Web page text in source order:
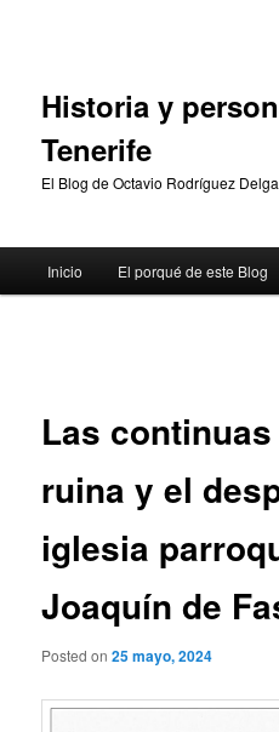
Historia y
Tenerife
El Blog de Octavio Rodríguez
principal
Inicio El porqué de este Blog
Las
ruina y el
iglesia
Joaquín de
Posted on25 mayo, 2024